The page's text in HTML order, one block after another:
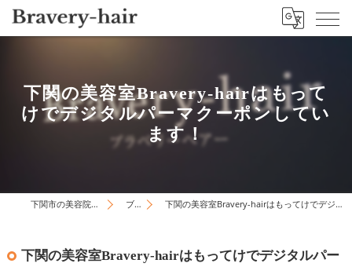
下関の美容室Bravery-hairはもって
けでデジタルパーマクーポンしてい
ます！
下関市の美容院はBravery-hair ブログ 下関の美容室Bravery-hairはもってけでデジタルパーマクーポンしています！
下関の美容室Bravery-hairはもってけでデジタルパー